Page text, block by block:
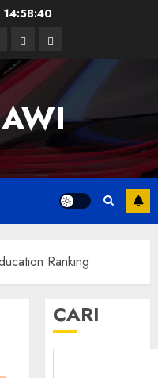
14:58:40
YoutubeInstagram
Ranking
CARI